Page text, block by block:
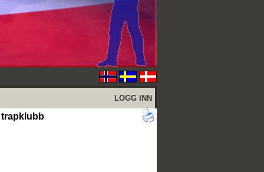
LOGG INN
trapklubb